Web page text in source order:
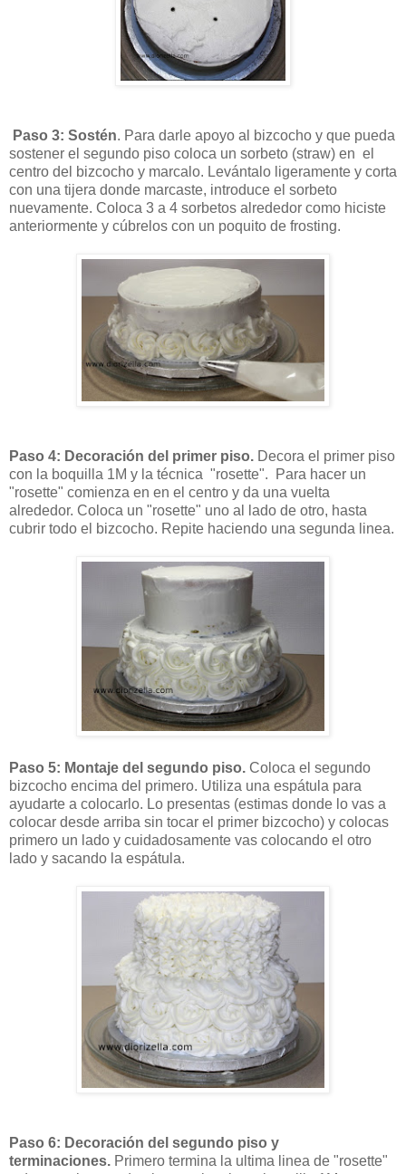
Paso 3: Sostén. Para darle apoyo al bizcocho y que pueda
sostener el segundo piso coloca un sorbeto (straw) en el
centro del bizcocho y marcalo. Levántalo ligeramente y corta
con una tijera donde marcaste, introduce el sorbeto
nuevamente. Coloca 3 a 4 sorbetos alrededor como hiciste
anteriormente y cúbrelos con un poquito de frosting.
Paso 4: Decoración del primer piso. Decora el primer piso
con la boquilla 1M y la técnica "rosette". Para hacer un
"rosette" comienza en en el centro y da una vuelta
alrededor. Coloca un "rosette" uno al lado de otro, hasta
cubrir todo el bizcocho. Repite haciendo una segunda linea.
Paso 5: Montaje del segundo piso. Coloca el segundo
bizcocho encima del primero. Utiliza una espátula para
ayudarte a colocarlo. Lo presentas (estimas donde lo vas a
colocar desde arriba sin tocar el primer bizcocho) y colocas
primero un lado y cuidadosamente vas colocando el otro
lado y sacando la espátula.
Paso 6: Decoración del segundo piso y
terminaciones. Primero termina la ultima linea de "rosette"